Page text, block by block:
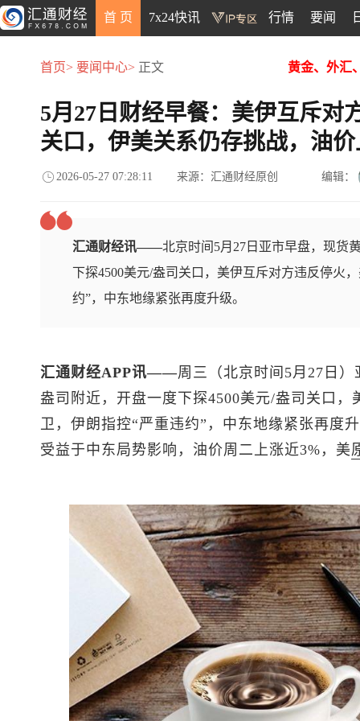
首 页 7x24快讯 行情 要闻
首页> 要闻中心> 正文 黄金、外汇
5月27日财经早餐：美伊互斥对
关口，伊美关系仍存挑战，油
2026-05-27 07:28:11 来源：汇通财经原创 编辑：
汇通财经讯——北京时间5月27日亚市早盘，现货
下探4500美元/盎司关口，美伊互斥对方违反停火
约”，中东地缘紧张再度升级。
汇通财经APP讯——周三（北京时间5月27日）
盎司附近，开盘一度下探4500美元/盎司关口
卫，伊朗指控“严重违约”，中东地缘紧张再度
受益于中东局势影响，油价周二上涨近3%， 美